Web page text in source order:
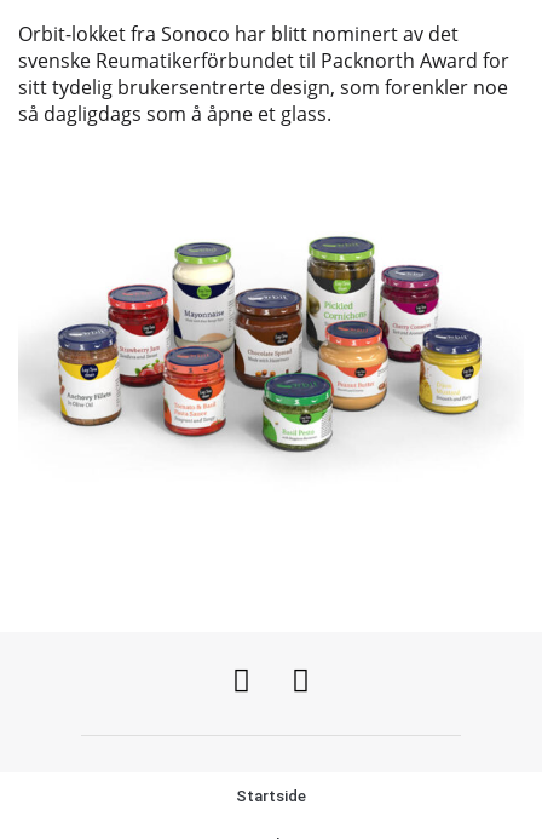
Orbit-lokket fra Sonoco har blitt nominert av det
svenske Reumatikerförbundet til Packnorth Award for
sitt tydelig brukersentrerte design, som forenkler noe
så dagligdags som å åpne et glass.
Startside